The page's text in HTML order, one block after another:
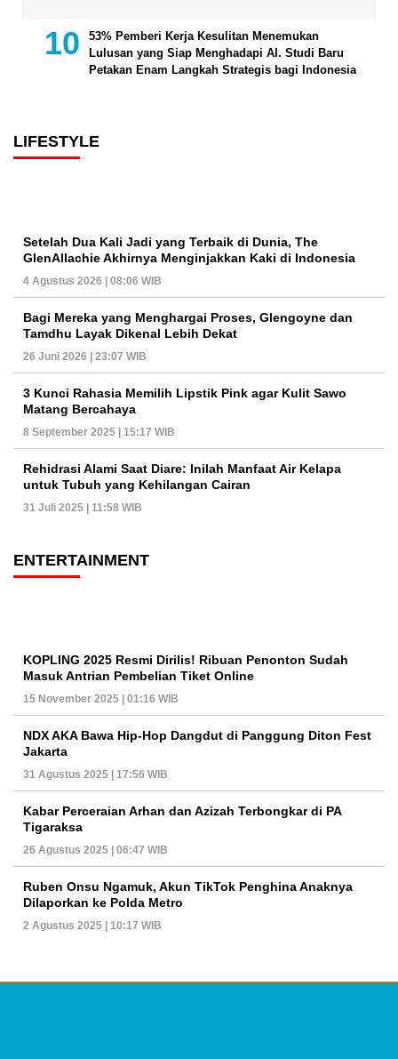
53% Pemberi Kerja Kesulitan Menemukan
Lulusan yang Siap Menghadapi AI. Studi Baru
Petakan Enam Langkah Strategis bagi Indonesia
LIFESTYLE
Setelah Dua Kali Jadi yang Terbaik di Dunia, The
GlenAllachie Akhirnya Menginjakkan Kaki di Indonesia
4 Agustus 2026 | 08:06 WIB
Bagi Mereka yang Menghargai Proses, Glengoyne dan
Tamdhu Layak Dikenal Lebih Dekat
26 Juni 2026 | 23:07 WIB
3 Kunci Rahasia Memilih Lipstik Pink agar Kulit Sawo
Matang Bercahaya
8 September 2025 | 15:17 WIB
Rehidrasi Alami Saat Diare: Inilah Manfaat Air Kelapa
untuk Tubuh yang Kehilangan Cairan
31 Juli 2025 | 11:58 WIB
ENTERTAINMENT
KOPLING 2025 Resmi Dirilis! Ribuan Penonton Sudah
Masuk Antrian Pembelian Tiket Online
15 November 2025 | 01:16 WIB
NDX AKA Bawa Hip-Hop Dangdut di Panggung Diton Fest
Jakarta
31 Agustus 2025 | 17:56 WIB
Kabar Perceraian Arhan dan Azizah Terbongkar di PA
Tigaraksa
26 Agustus 2025 | 06:47 WIB
Ruben Onsu Ngamuk, Akun TikTok Penghina Anaknya
Dilaporkan ke Polda Metro
2 Agustus 2025 | 10:17 WIB